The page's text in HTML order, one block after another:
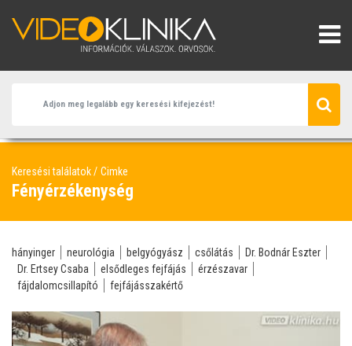
Keresési találatok Cimke
Fényérzékenység
hányinger neurológia belgyógyász csőlátás
Dr. Bodnár Eszter
Dr. Ertsey Csaba
elsődleges fejfájás
érzészavar
fájdalomcsillapító
fejfájásszakértő